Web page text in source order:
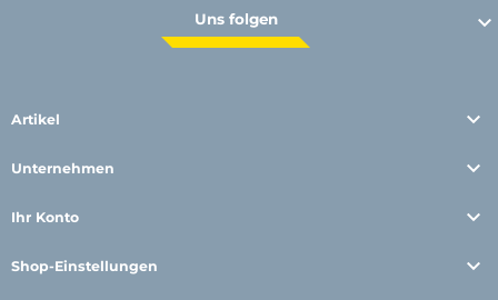
Uns folgen 
Artikel 
Unternehmen 
Ihr Konto 
Shop-Einstellungen 